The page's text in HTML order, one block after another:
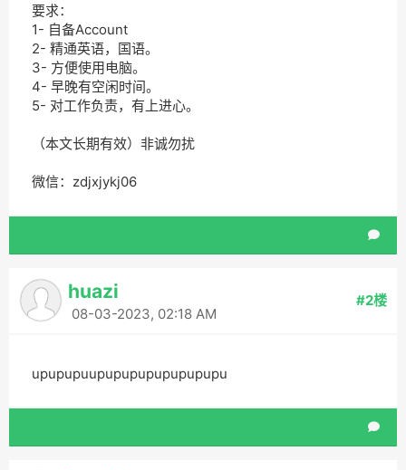
要求：
1- 自备Account
2- 精通英语，国语。
3- 方便使用电脑。
4- 早晚有空闲时间。
5- 对工作负责，有上进心。
（本文长期有效）非诚勿扰
微信：zdjxjykj06
huazi
08-03-2023, 02:18 AM
#2楼
upupupuupupupupupupupupu